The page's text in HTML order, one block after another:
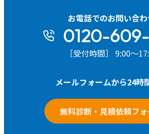
お電話でのお問い合
0120-
［受付時間］ 9:00～
メールフォームから24時
無料診断・見積依頼フ